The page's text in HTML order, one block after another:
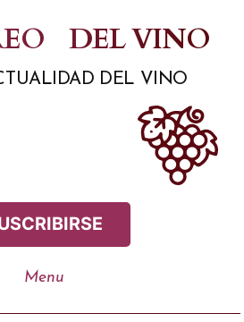
DEL VINO
DEL VINO